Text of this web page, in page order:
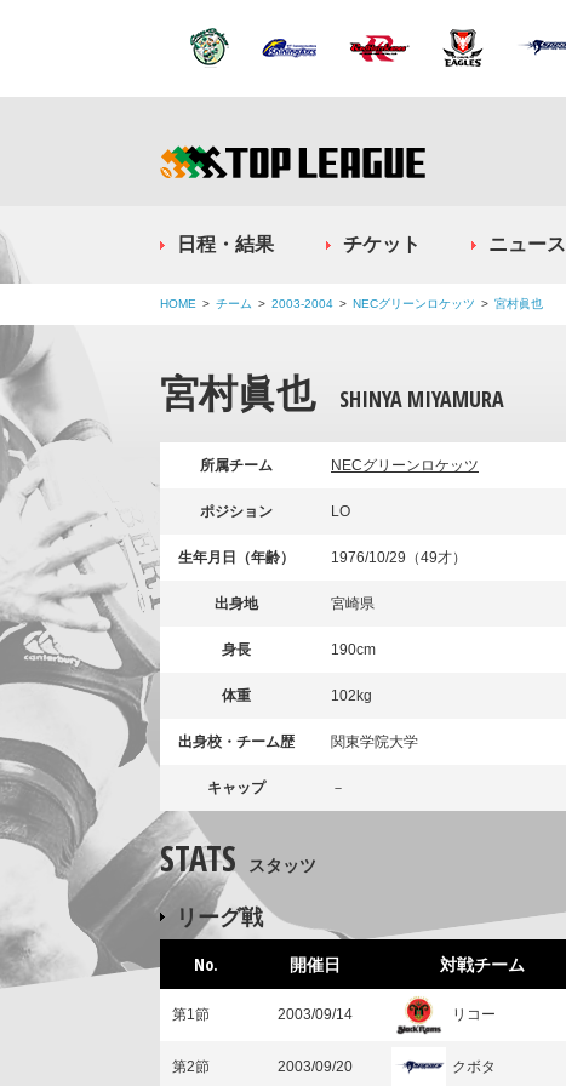
日程・結果 チケット ニュース
HOME チーム 2003-2004 NECグリーンロケッツ 宮村眞也
宮村眞也 SHINYA MIYAMURA
所属チーム NECグリーンロケッツ
ポジション LO
生年月日（年齢） 1976/10/29（49才）
出身地 宮崎県
身長 190cm
体重 102kg
出身校・チーム歴 関東学院大学
キャップ －
STATS スタッツ
リーグ戦
No. 開催日 対戦チーム
第1節 2003/09/14 リコー
第2節 2003/09/20 クボタ